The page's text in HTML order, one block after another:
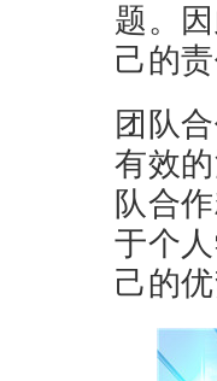
题。
己的责
团队
有效
队合
于个
己的